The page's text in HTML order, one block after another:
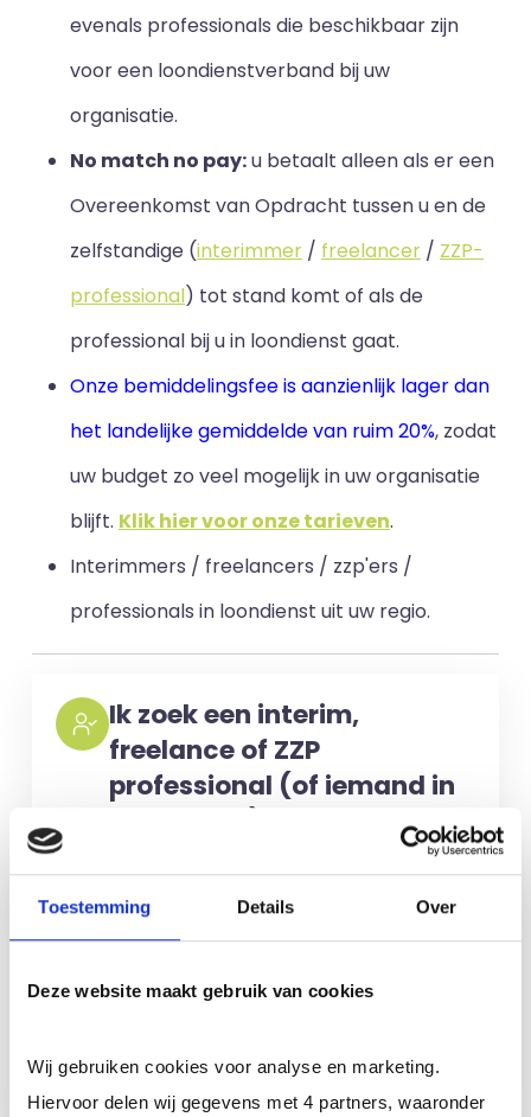
Toestemming Details Over
Deze website maakt gebruik van cookies
Wij gebruiken cookies voor analyse en marketing.
Hiervoor delen wij gegevens met 4 partners, waaronder
evenals professionals die beschikbaar zijn
voor een loondienstverband bij uw
organisatie.
No match no pay:u betaalt alleen als er een
Overeenkomst van Opdracht tussen u en de
zelfstandige (interimmer / freelancer / ZZP-
professional) tot stand komt of als de
professional bij u in loondienst gaat.
Onze bemiddelingsfee is aanzienlijk lager dan
het landelijke gemiddelde van ruim 20%, zodat
uw budget zo veel mogelijk in uw organisatie
blijft. Klik hier voor onze tarieven.
Interimmers / freelancers / zzp'ers /
professionals in loondienst uit uw regio.
Ik zoek een interim,
freelance of ZZP
professional (of iemand in
loondienst)
kandidaten berekenen wij geen kosten.
No match? No pay!Kosten worden
alleen gemaakt als een professional
Meer informatie